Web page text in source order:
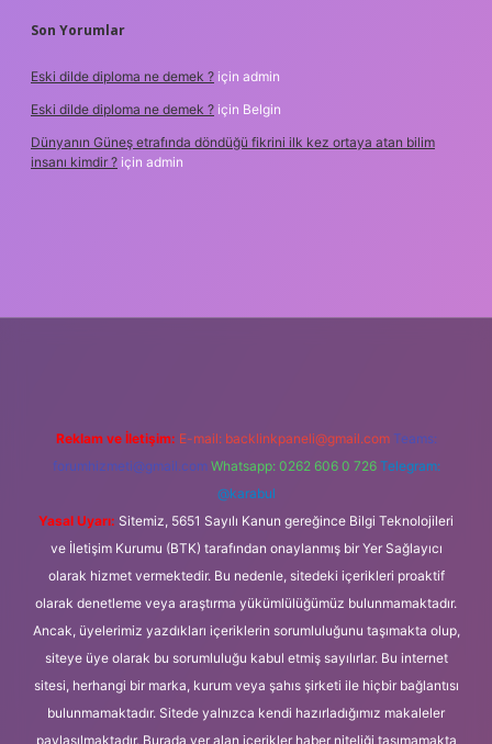
Son Yorumlar
Eski dilde diploma ne demek ? için admin
Eski dilde diploma ne demek ? için Belgin
Dünyanın Güneş etrafında döndüğü fikrini ilk kez ortaya atan bilim
insanı kimdir ? için admin
Reklam ve İletişim: E-mail: backlinkpaneli@gmail.com Teams:
forumhizmeti@gmail.com Whatsapp: 0262 606 0 726 Telegram:
@karabul
Yasal Uyarı: Sitemiz, 5651 Sayılı Kanun gereğince Bilgi Teknolojileri
ve İletişim Kurumu (BTK) tarafından onaylanmış bir Yer Sağlayıcı
olarak hizmet vermektedir. Bu nedenle, sitedeki içerikleri proaktif
olarak denetleme veya araştırma yükümlülüğümüz bulunmamaktadır.
Ancak, üyelerimiz yazdıkları içeriklerin sorumluluğunu taşımakta olup,
siteye üye olarak bu sorumluluğu kabul etmiş sayılırlar. Bu internet
sitesi, herhangi bir marka, kurum veya şahıs şirketi ile hiçbir bağlantısı
bulunmamaktadır. Sitede yalnızca kendi hazırladığımız makaleler
paylaşılmaktadır. Burada yer alan içerikler haber niteliği taşımamakta